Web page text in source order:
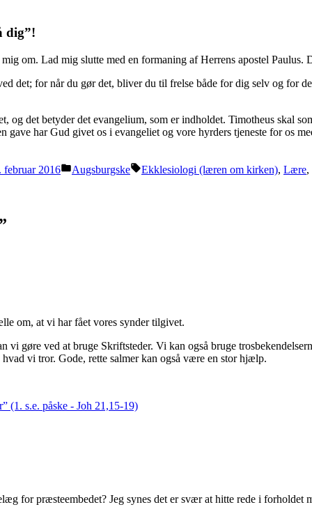
dig”!
om. Lad mig slutte med en formaning af Herrens apostel Paulus.
det; for når du gør det, bliver du til frelse både for dig selv og for
og det betyder det evangelium, som er indholdet. Timotheus skal
har Gud givet os i evangeliet og vore hyrders tjeneste for os
februar 2016
Posted
Augsburgske Tags:
Ekklesiologi (læren om kirken), Lære,
om, at vi har fået vores synder tilgivet.
gøre ved at bruge Skriftsteder. Vi kan også bruge
vi tror. Gode, rette salmer kan også være en stor hjælp.
(1. s.e. påske - Joh 21,15-19)
for præsteembedet? Jeg synes det er svær at hitte rede i forholdet